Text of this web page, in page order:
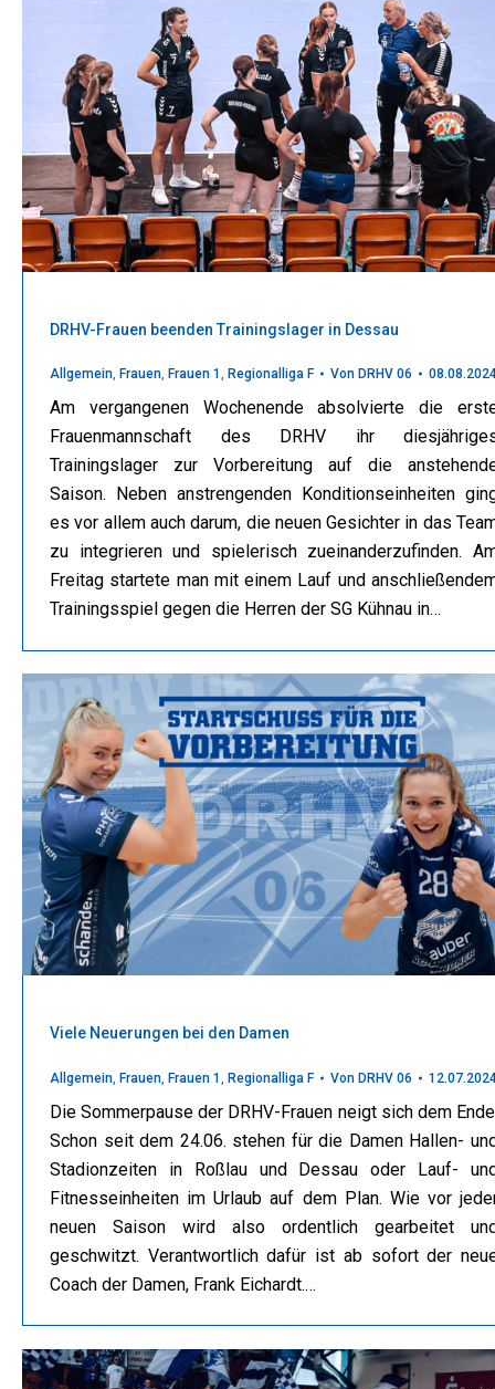
DRHV-Frauen beenden Trainingslager in Dessau
Allgemein, Frauen, Frauen 1 , Regionalliga F Von DRHV 06
Am vergangenen Wochenende absolvierte die
Frauenmannschaft des DRHV ihr
Trainingslager zur Vorbereitung auf die
Saison. Neben anstrengenden Konditionseinheiten
es vor allem auch darum, die neuen Gesichter in das
zu integrieren und spielerisch zueinanderzufinden.
Freitag startete man mit einem Lauf und
Trainingsspiel gegen die Herren der SG Kühnau in…
Viele Neuerungen bei den Damen
Allgemein Frauen Frauen 1 Regionalliga F Von DRHV 06
Die Sommerpause der DRHV-Frauen neigt sich dem
Schon seit dem 24.06. stehen für die Damen Hallen-
Stadionzeiten in Roßlau und Dessau oder Lauf-
Fitnesseinheiten im Urlaub auf dem Plan. Wie vor
neuen Saison wird also ordentlich gearbeitet
geschwitzt. Verantwortlich dafür ist ab sofort der
Coach der Damen, Frank Eichardt.…